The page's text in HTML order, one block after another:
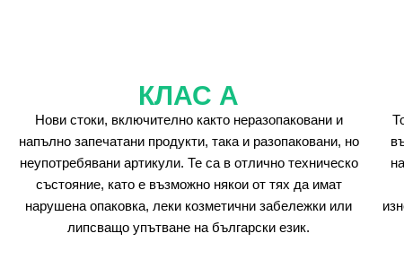
КЛАС А
Нови стоки, включително както неразопаковани и
напълно запечатани продукти, така и разопаковани, но
неупотребявани артикули. Те са в отлично техническо
състояние, като е възможно някои от тях да имат
нарушена опаковка, леки козметични забележки или
липсващо упътване на български език.